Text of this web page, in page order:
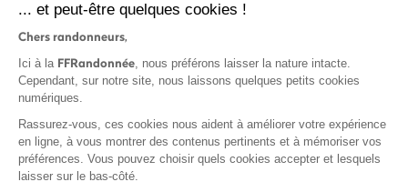
Protection des données
Politique de confidentialité
... et peut-être quelques cookies !
Chers randonneurs,
Ici à la FFRandonnée, nous préférons laisser la nature intacte.
Cependant, sur notre site, nous laissons quelques petits cookies
numériques.
Rassurez-vous, ces cookies nous aident à améliorer votre expérience
en ligne, à vous montrer des contenus pertinents et à mémoriser vos
préférences. Vous pouvez choisir quels cookies accepter et lesquels
laisser sur le bas-côté.